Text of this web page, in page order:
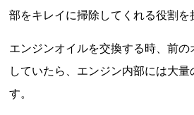
部をキレイに掃除してくれる役割を
エンジンオイルを交換する時、前
していたら、エンジン内部には大量
す。